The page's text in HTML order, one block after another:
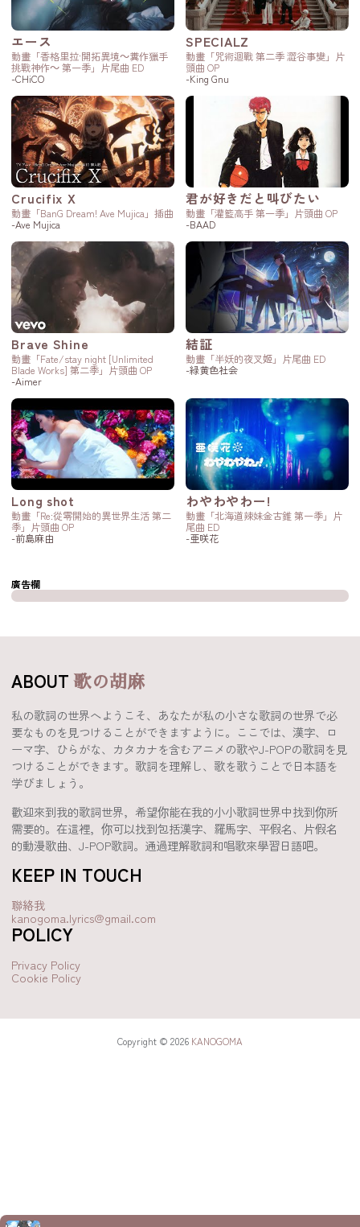
エース
動畫「香格里拉·開拓異境～糞作獵手
挑戰神作～ 第一季」片尾曲 ED
-CHiCO
SPECIALZ
動畫「咒術迴戰 第二季 澀谷事變」片
頭曲 OP
-King Gnu
Crucifix X
動畫「BanG Dream! Ave Mujica」插曲
-Ave Mujica
君が好きだと叫びたい
動畫「灌籃高手 第一季」片頭曲 OP
-BAAD
Brave Shine
動畫「Fate/stay night [Unlimited
Blade Works] 第二季」片頭曲 OP
-Aimer
結証
動畫「半妖的夜叉姬」片尾曲 ED
-緑黄色社会
Long shot
動畫「Re:從零開始的異世界生活 第二
季」片頭曲 OP
-前島麻由
わやわやわー!
動畫「北海道辣妹金古錐 第一季」片
尾曲 ED
-亜咲花
廣告欄
ABOUT歌の胡麻
私の歌詞の世界へようこそ、あなたが私の小さな歌詞の世界で必
要なものを見つけることができますように。ここでは、漢字、ロ
ーマ字、ひらがな、カタカナを含むアニメの歌やJ-POPの歌詞を見
つけることができます。歌詞を理解し、歌を歌うことで日本語を
学びましょう。
歡迎來到我的歌詞世界，希望你能在我的小小歌詞世界中找到你所
需要的。在這裡，你可以找到包括漢字、羅馬字、平假名、片假名
的動漫歌曲、J-POP歌詞。通過理解歌詞和唱歌來學習日語吧。
KEEP IN TOUCH
聯絡我
kanogoma.lyrics@gmail.com
POLICY
Privacy Policy
Cookie Policy
Copyright © 2026 KANOGOMA